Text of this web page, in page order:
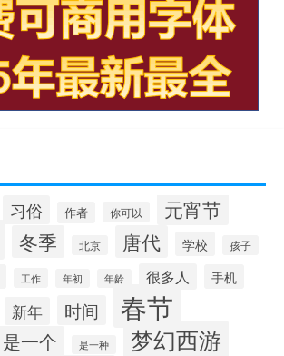
习俗 作者 你可以 元宵节
冬季 北京 唐代 学校 孩子
工作 年初 年龄 很多人 手机
新年 时间 春节
是一个 是一种 梦幻西游